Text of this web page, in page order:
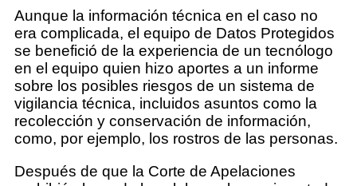
Aunque la información técnica en el caso no
era complicada, el equipo de Datos Protegidos
se benefició de la experiencia de un tecnólogo
en el equipo quien hizo aportes a un informe
sobre los posibles riesgos de un sistema de
vigilancia técnica, incluidos asuntos como la
recolección y conservación de información,
como, por ejemplo, los rostros de las personas.
Después de que la Corte de Apelaciones